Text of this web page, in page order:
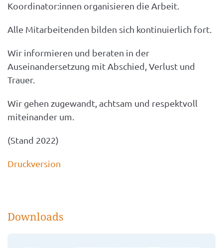
Koordinator:innen organisieren die Arbeit.
Alle Mitarbeitenden bilden sich kontinuierlich fort.
Wir informieren und beraten in der
Auseinandersetzung mit Abschied, Verlust und
Trauer.
Wir gehen zugewandt, achtsam und respektvoll
miteinander um.
(Stand 2022)
Druckversion
Downloads